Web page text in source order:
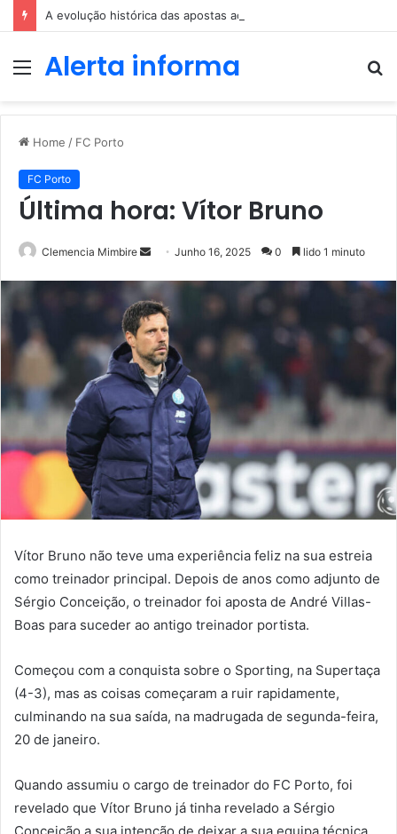
A evolução histórica das apostas ao longo dos séculos
MenuAlerta informa
Home / FC Porto
FC Porto
Última hora: Vítor Bruno
Clemencia Mimbire
Send
email
Junho 16, 2025 0 lido 1 minuto
Vítor Bruno não teve uma experiência feliz na sua estreia
como treinador principal. Depois de anos como adjunto de
Sérgio Conceição, o treinador foi aposta de André Villas-
Boas para suceder ao antigo treinador portista.
Começou com a conquista sobre o Sporting, na Supertaça
(4-3), mas as coisas começaram a ruir rapidamente,
culminando na sua saída, na madrugada de segunda-feira,
20 de janeiro.
Quando assumiu o cargo de treinador do FC Porto, foi
revelado que Vítor Bruno já tinha revelado a Sérgio